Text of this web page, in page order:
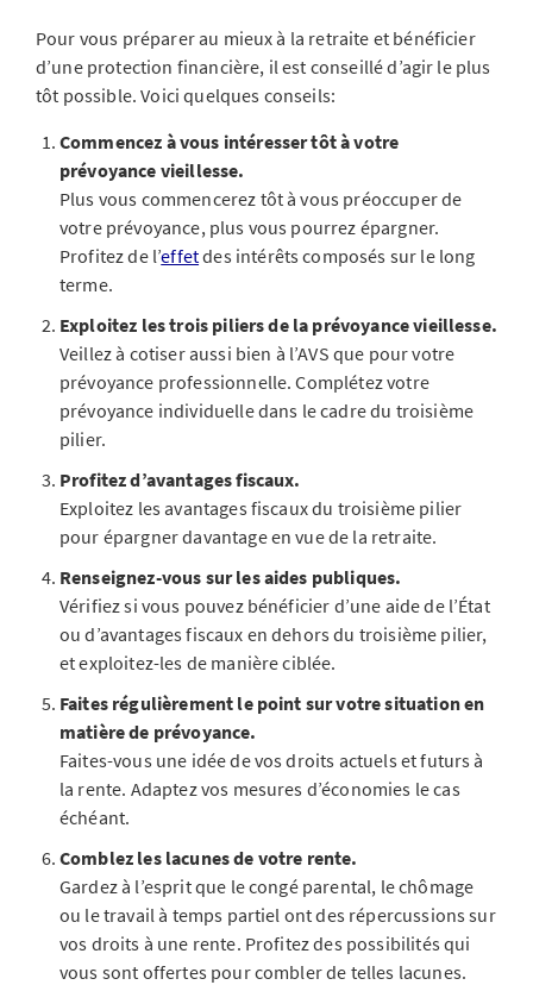
Pour vous préparer au mieux à la retraite et bénéficier
d’une protection financière, il est conseillé d’agir le plus
tôt possible. Voici quelques conseils:
Commencez à vous intéresser tôt à votre
prévoyance vieillesse.
Plus vous commencerez tôt à vous préoccuper de
votre prévoyance, plus vous pourrez épargner.
Profitez de l’effetdes intérêts composés sur le long
terme.
Exploitez les trois piliers de la prévoyance vieillesse.
Veillez à cotiser aussi bien à l’AVS que pour votre
prévoyance professionnelle. Complétez votre
prévoyance individuelle dans le cadre du troisième
pilier.
Profitez d’avantages fiscaux.
Exploitez les avantages fiscaux du troisième pilier
pour épargner davantage en vue de la retraite.
Renseignez-vous sur les aides publiques.
Vérifiez si vous pouvez bénéficier d’une aide de l’État
ou d’avantages fiscaux en dehors du troisième pilier,
et exploitez-les de manière ciblée.
Faites régulièrement le point sur votre situation en
matière de prévoyance.
Faites-vous une idée de vos droits actuels et futurs à
la rente. Adaptez vos mesures d’économies le cas
échéant.
Comblez les lacunes de votre rente.
Gardez à l’esprit que le congé parental, le chômage
ou le travail à temps partiel ont des répercussions sur
vos droits à une rente. Profitez des possibilités qui
vous sont offertes pour combler de telles lacunes.